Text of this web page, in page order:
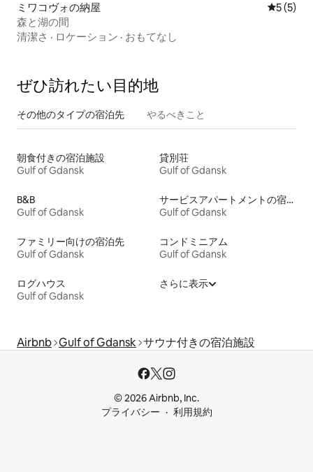
ミワコヴォの納屋 レビュー
5 (5)
森と湖の間
清潔さ · ロケーション · おもてなし
ぜひ訪⁠れ⁠た⁠い目⁠的⁠地
その他のタ⁠イ⁠プ⁠の宿⁠泊⁠先 やるべきこと
朝食付きの宿泊施設
Gulf of Gdansk
貸別荘
Gulf of Gdansk
B&B
Gulf of Gdansk
サービスアパートメントの宿泊施設
Gulf of Gdansk
ファミリー向けの宿泊先
Gulf of Gdansk
コンドミニアム
Gulf of Gdansk
ログハウス
Gulf of Gdansk
さらに表示
Airbnb Gulf of Gdansk サウナ付きの宿泊施設
© 2026 Airbnb, Inc.
プライバシー
利用規約